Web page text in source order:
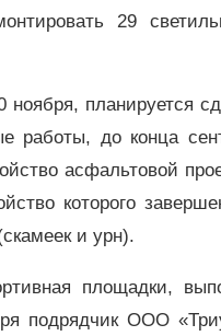
29
планируется
работы, до конца
асфальтовой
которого
и урн).
площадки,
подрядчик ООО